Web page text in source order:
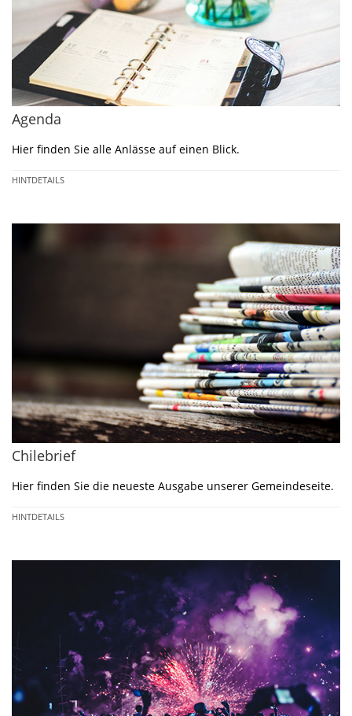
Agenda
Hier finden Sie alle Anlässe auf einen Blick.
HINTDETAILS
Chilebrief
Hier finden Sie die neueste Ausgabe unserer Gemeindeseite.
HINTDETAILS